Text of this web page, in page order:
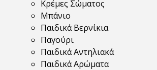
Κρέμες Σώματος
Μπάνιο
Παιδικά Βερνίκια
Παγούρι
Παιδικά Αντηλιακά
Παιδικά Αρώματα